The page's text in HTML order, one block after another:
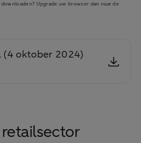
Upgrade uw browser dan naar de
(4 oktober 2024)